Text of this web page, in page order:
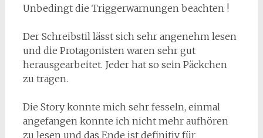
Unbedingt die Triggerwarnungen beachten !
Der Schreibstil lässt sich sehr angenehm lesen
und die Protagonisten waren sehr gut
herausgearbeitet. Jeder hat so sein Päckchen
zu tragen.
Die Story konnte mich sehr fesseln, einmal
angefangen konnte ich nicht mehr aufhören
zu lesen und das Ende ist definitiv für